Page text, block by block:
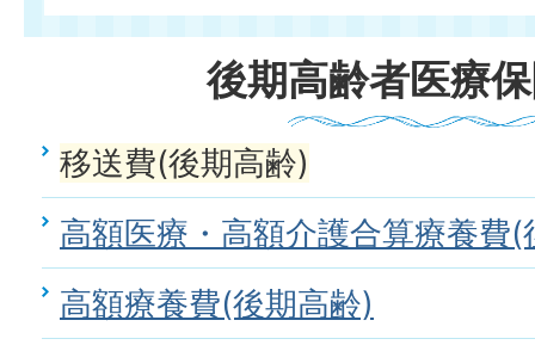
後期高齢者医療
移送費(後期高齢)
高額医療・高額介護合算療養費(
高額療養費(後期高齢)